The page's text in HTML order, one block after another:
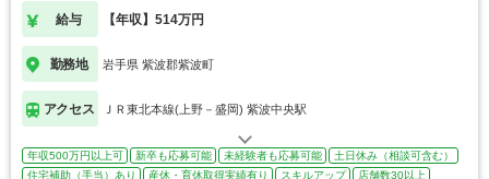
給与 【年収】514万円
勤務地 岩手県 紫波郡紫波町
アクセス ＪＲ東北本線(上野－盛岡) 紫波中央駅
年収500万円以上可 新卒も応募可能 未経験者も応募可能
土日休み（相談可含む）
住宅補助（手当）あり
産休・育休取得実績有り スキルアップ
店舗数30以上